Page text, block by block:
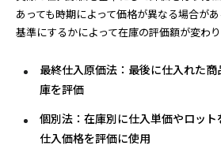
あっても時期によって価格が異なる場合が
基準にするかによって在庫の評価額が変わり
最終仕入原価法 ：最後に仕入れた
庫を評価
個別法 ：在庫別に仕入単価やロッ
仕入価格を評価に使用